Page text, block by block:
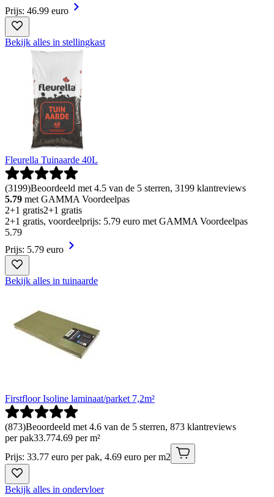
Prijs: 46.99 euro
Bekijk alles in stellingkast
Fleurella Tuinaarde 40L
(3199)Beoordeeld met 4.5 van de 5 sterren, 3199 klantreviews
5.79 met GAMMA Voordeelpas
2+1 gratis2+1 gratis
2+1 gratis, voordeelprijs: 5.79 euro met GAMMA Voordeelpas
5.79
Prijs: 5.79 euro
Bekijk alles in tuinaarde
Firstfloor Isoline laminaat/parket 7,2m²
(873)Beoordeeld met 4.6 van de 5 sterren, 873 klantreviews
per pak33.774.69 per m²
Prijs: 33.77 euro per pak, 4.69 euro per m2
Bekijk alles in ondervloer